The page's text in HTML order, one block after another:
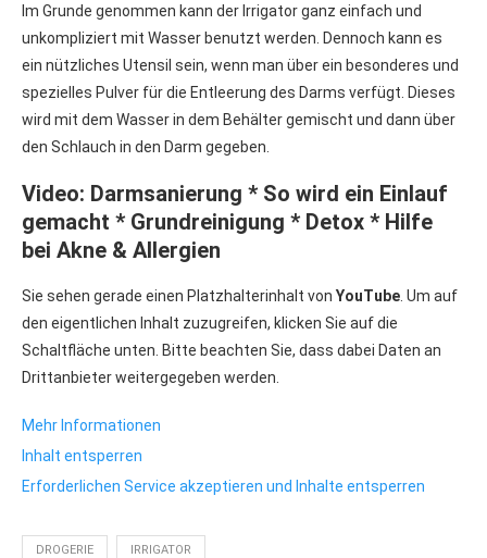
Im Grunde genommen kann der Irrigator ganz einfach und
unkompliziert mit Wasser benutzt werden. Dennoch kann es
ein nützliches Utensil sein, wenn man über ein besonderes und
spezielles Pulver für die Entleerung des Darms verfügt. Dieses
wird mit dem Wasser in dem Behälter gemischt und dann über
den Schlauch in den Darm gegeben.
Video: Darmsanierung * So wird ein Einlauf
gemacht * Grundreinigung * Detox * Hilfe
bei Akne & Allergien
Sie sehen gerade einen Platzhalterinhalt von YouTube . Um auf
den eigentlichen Inhalt zuzugreifen, klicken Sie auf die
Schaltfläche unten. Bitte beachten Sie, dass dabei Daten an
Drittanbieter weitergegeben werden.
Mehr Informationen
Inhalt entsperren
Erforderlichen Service akzeptieren und Inhalte entsperren
DROGERIE IRRIGATOR